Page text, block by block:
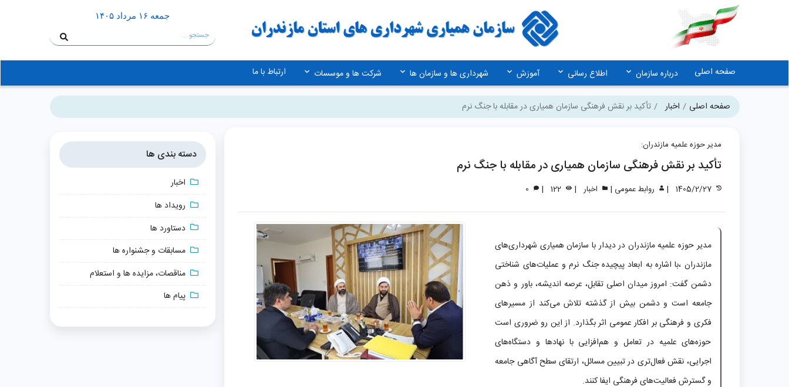
جمعه ۱۶ مرداد ۱۴۰۵
صفحه اصلی درباره سازمان اطلاع رسانی آموزش شهرداری ها و سازمان ها شرکت ها و موسسات ارتباط با ما
صفحه اصلی اخبار تأکید بر نقش فرهنگی سازمان همیاری در مقابله با جنگ نرم
مدیر حوزه علمیه مازندران:
تأکید بر نقش فرهنگی سازمان همیاری در مقابله با جنگ نرم
1405/2/27
| روابط عمومی | اخبار |
122
|
مدیر حوزه علمیه مازندران در دیدار با سازمان همیاری شهرداری‌های
مازندران ،با اشاره به ابعاد پیچیده جنگ نرم و عملیات‌های شناختی
دشمن گفت: امروز میدان اصلی تقابل، عرصه اندیشه، باور و ذهن
جامعه است و دشمن بیش از گذشته تلاش می‌کند از مسیرهای
فکری و فرهنگی بر افکار عمومی اثر بگذارد. از این رو ضروری است
حوزه‌های علمیه در تعامل و هم‌افزایی با نهادها و دستگاه‌های
اجرایی، نقش فعال‌تری در تبیین مسائل، ارتقای سطح آگاهی جامعه
و گسترش فعالیت‌های فرهنگی ایفا کنند.
دسته بندی ها
اخبار
رویداد ها
دستاورد ها
مسابقات و جشنواره ها
مناقصات، مزایده ها و استعلام
پیام ها